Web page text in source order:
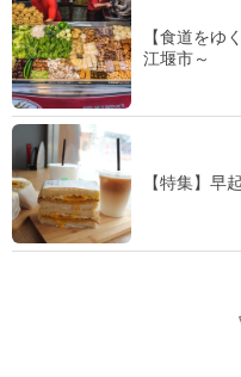
【食道をゆ
江堰市～
【特集】早